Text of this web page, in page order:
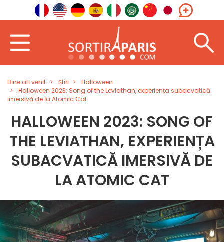
Bine ati venit Știri
Halloween
Halloween 2023: Song of the Leviathan, experiența subacvatică
imersivă de la Atomic Cat
HALLOWEEN 2023: SONG OF
THE LEVIATHAN, EXPERIENȚA
SUBACVATICĂ IMERSIVĂ DE
LA ATOMIC CAT